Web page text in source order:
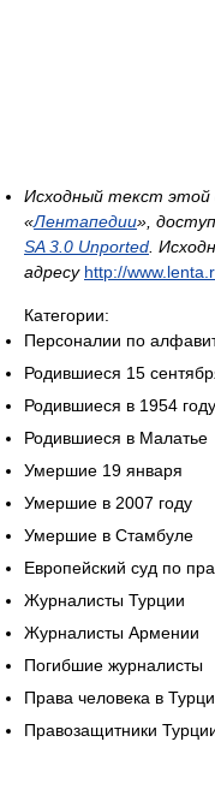
Исходный текст этой
«Лентапедии»,
SA 3.0 Unported .
адресу http://
Категории:
Персоналии по
Родившиеся 15
Родившиеся в 1954 году
Родившиеся в Малатье
Умершие 19 января
Умершие в 2007 году
Умершие в Стамбуле
Европейский суд по
Журналисты Турции
Журналисты Армении
Погибшие журналисты
Права человека в
Правозащитники